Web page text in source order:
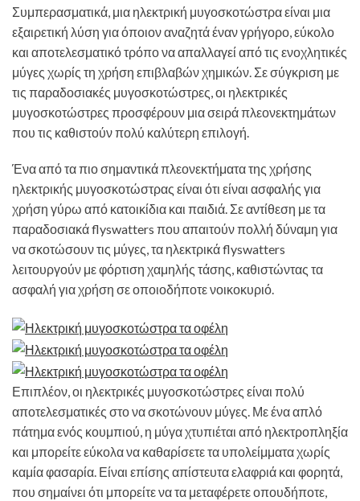
Συμπερασματικά, μια ηλεκτρική μυγοσκοτώστρα είναι μια
εξαιρετική λύση για όποιον αναζητά έναν γρήγορο, εύκολο
και αποτελεσματικό τρόπο να απαλλαγεί από τις ενοχλητικές
μύγες χωρίς τη χρήση επιβλαβών χημικών. Σε σύγκριση με
τις παραδοσιακές μυγοσκοτώστρες, οι ηλεκτρικές
μυγοσκοτώστρες προσφέρουν μια σειρά πλεονεκτημάτων
που τις καθιστούν πολύ καλύτερη επιλογή.
Ένα από τα πιο σημαντικά πλεονεκτήματα της χρήσης
ηλεκτρικής μυγοσκοτώστρας είναι ότι είναι ασφαλής για
χρήση γύρω από κατοικίδια και παιδιά. Σε αντίθεση με τα
παραδοσιακά flyswatters που απαιτούν πολλή δύναμη για
να σκοτώσουν τις μύγες, τα ηλεκτρικά flyswatters
λειτουργούν με φόρτιση χαμηλής τάσης, καθιστώντας τα
ασφαλή για χρήση σε οποιοδήποτε νοικοκυριό.
Επιπλέον, οι ηλεκτρικές μυγοσκοτώστρες είναι πολύ
αποτελεσματικές στο να σκοτώνουν μύγες. Με ένα απλό
πάτημα ενός κουμπιού, η μύγα χτυπιέται από ηλεκτροπληξία
και μπορείτε εύκολα να καθαρίσετε τα υπολείμματα χωρίς
καμία φασαρία. Είναι επίσης απίστευτα ελαφριά και φορητά,
που σημαίνει ότι μπορείτε να τα μεταφέρετε οπουδήποτε,